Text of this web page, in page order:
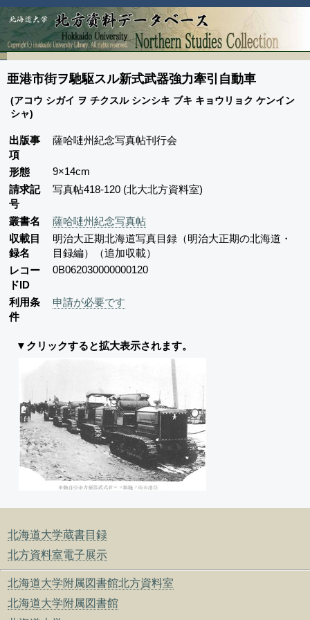
北海道大学蔵書目録
北方資料室電子展示
北海道大学附属図書館北方資料室
北海道大学附属図書館
亜港市街ヲ馳駆スル新式武器強力牽引自動車
(アコウ シガイ ヲ チクスル シンシキ ブキ キョウリョク ケンイン
シャ)
出版事
項
薩哈嗹州紀念写真帖刊行会
形態
9×14cm
請求記
号
写真帖418-120 (北大北方資料室)
叢書名
薩哈嗹州紀念写真帖
収載目
録名
明治大正期北海道写真目録（明治大正期の北海道・
目録編）（追加収載）
レコー
ドID
0B062030000000120
利用条
件
申請が必要です
▼クリックすると拡大表示されます。